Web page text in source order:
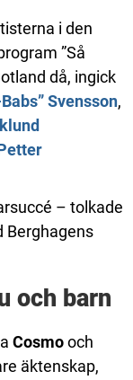
i den
”Så
då, ingick
Svensson,
– tolkade
Berghagens
och barn
Cosmooch
äktenskap,